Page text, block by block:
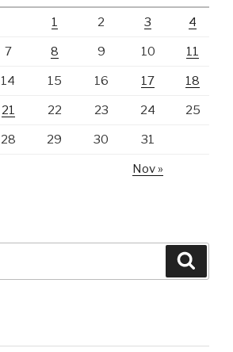
1 2 3 4
7 8 9 10 11
14 15 16 17 18
21 22 23 24 25
28 29 30 31
Nov »